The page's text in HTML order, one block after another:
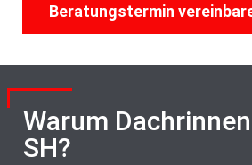
Beratungstermin
Warum
SH?